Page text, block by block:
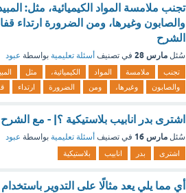
تجنب ملامسة المواد الكيميائية، مثل:
والصابون وغيرها، ومن الضرورة ارتداء
الشرح
سُئل مارس 28 في تصنيف أسئلة تعليمية بواسطة عبود
تجنب ملامسة المواد الكيميائية، مثل
والصابون
وغيرها، ومن الضرورة ارتداء
اشترى بدر انابيب بلاستيكية ؟| - مع الشرح
سُئل مارس 16 في تصنيف أسئلة تعليمية بواسطة عبود
اشترى بدر انابيب بلاستيكية